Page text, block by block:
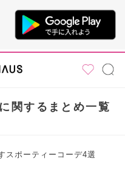
関するまとめ一覧
スポーティーコーデ4選